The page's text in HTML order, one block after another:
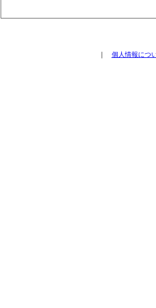
｜ 個人情報につ